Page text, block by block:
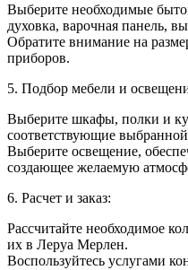
Выберите необходимые
духовка, варочная панель,
Обратите внимание на
приборов.
5. Подбор мебели и
Выберите шкафы, полки и
соответствующие
Выберите освещение,
создающее желаемую
6. Расчет и заказ:
Рассчитайте необходимое
их в Леруа Мерлен.
Воспользуйтесь услугами